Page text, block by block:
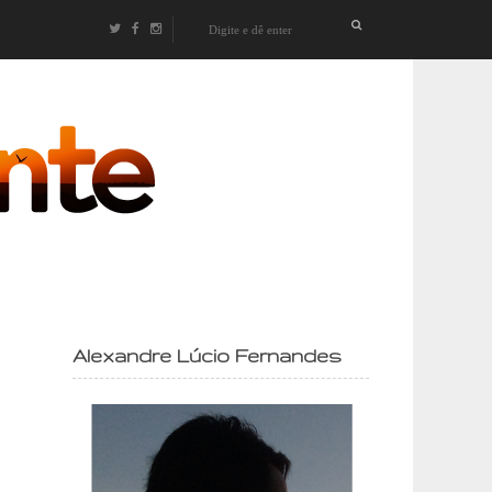
Alexandre Lúcio Fernandes